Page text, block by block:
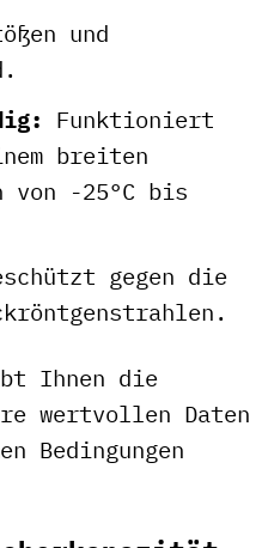
und
Funktioniert
breiten
von -25°C bis
gegen die
Ihnen die
wertvollen Daten
Bedingungen